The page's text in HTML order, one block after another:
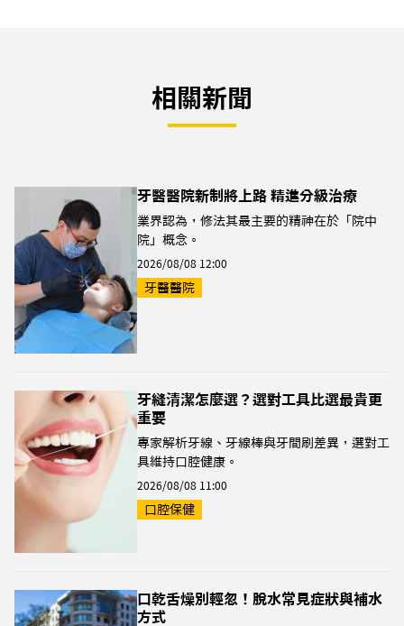
相關新聞
牙醫醫院新制將上路 精進分級治療
業界認為，修法其最主要的精神在於「院中
院」概念。
2026/08/08 12:00
牙醫醫院
牙縫清潔怎麼選？選對工具比選最貴更
重要
專家解析牙線、牙線棒與牙間刷差異，選對工
具維持口腔健康。
2026/08/08 11:00
口腔保健
口乾舌燥別輕忽！脫水常見症狀與補水
方式